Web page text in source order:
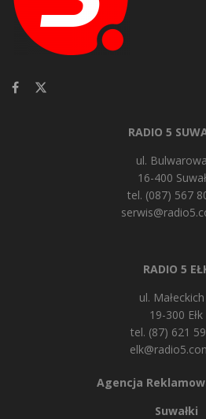
RADIO 5
ul.
16-400
tel. (087) 567
RADIO 5
ul.
19-300 Ełk
tel. (87) 621
Agencja
Suwałki